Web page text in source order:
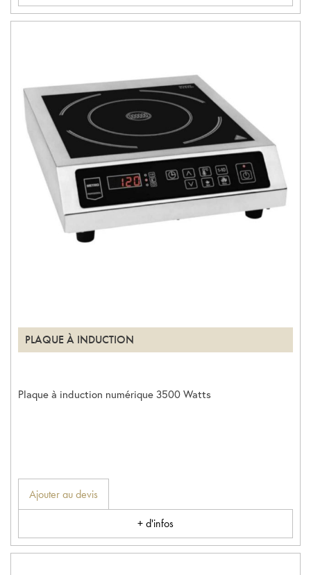
PLAQUE À INDUCTION
Plaque à induction numérique 3500 Watts
Ajouter au devis
+ d'infos